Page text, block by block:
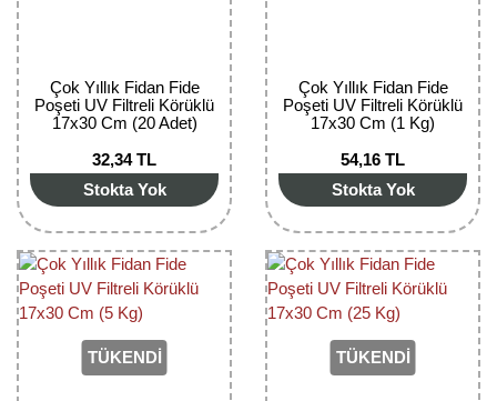
Çok Yıllık Fidan Fide
Poşeti UV Filtreli Körüklü
17x30 Cm (20 Adet)
32,34 TL
Stokta Yok
Çok Yıllık Fidan Fide
Poşeti UV Filtreli Körüklü
17x30 Cm (1 Kg)
54,16 TL
Stokta Yok
TÜKENDİ TÜKENDİ